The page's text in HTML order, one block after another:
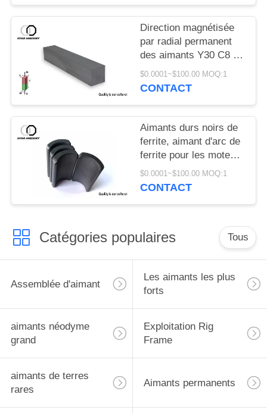
Direction magnétisée
par radial permanent
des aimants Y30 C8 de
bloc de ferrite
$0.0001~$100.00 MOQ:1
CONTACT
Aimants durs noirs de
ferrite, aimant d'arc de
ferrite pour les moteurs
industriels
$0.0001~$100.00 MOQ:1
CONTACT
Catégories populaires Tous
Assemblée d'aimant
Les aimants les plus
forts
aimants néodyme
grand
Exploitation Rig
Frame
aimants de terres
rares
Aimants permanents